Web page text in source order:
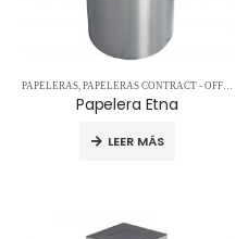
PAPELERAS, PAPELERAS CONTRACT - OFFICE
Papelera Etna
LEER MÁS